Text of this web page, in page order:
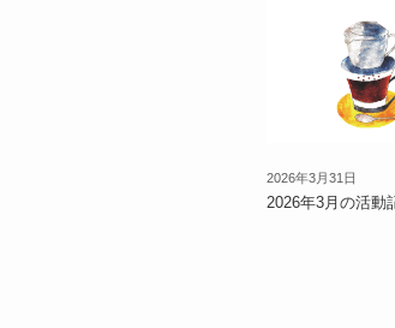
2026年3月の活動
2026年3月31日